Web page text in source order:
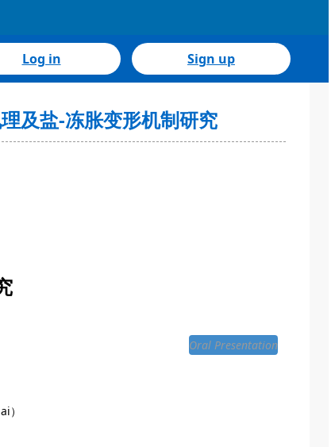
Log in Sign up
及盐-冻胀变形机制研究
Oral Presentation
）